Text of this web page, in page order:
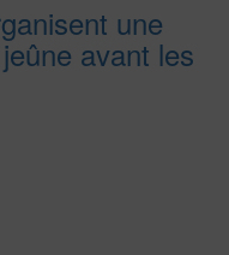
une
avant les